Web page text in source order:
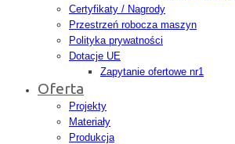
Certyfikaty / Nagrody
Przestrzeń robocza maszyn
Polityka prywatności
Dotacje UE
Zapytanie ofertowe nr1
Oferta
Projekty
Materiały
Produkcja